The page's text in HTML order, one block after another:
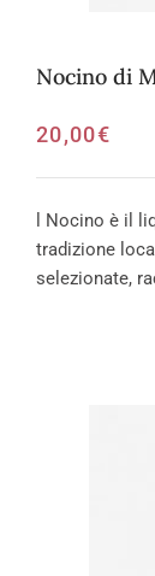
Nocino di
20,00€
l Nocino è il
tradizione
selezionate,